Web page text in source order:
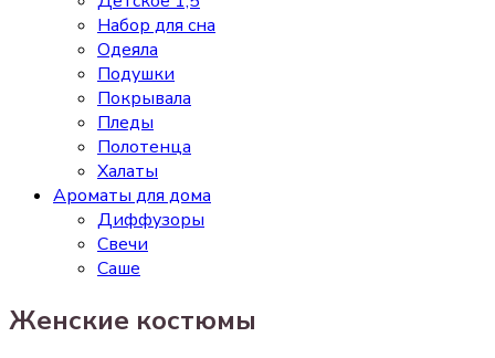
Набор для сна
Одеяла
Подушки
Покрывала
Пледы
Полотенца
Халаты
Ароматы для дома
Диффузоры
Свечи
Cаше
Женские костюмы